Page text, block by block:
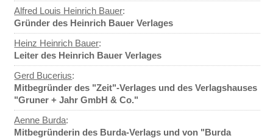
Alfred Louis Heinrich Bauer:
Gründer des Heinrich Bauer Verlages
Heinz Heinrich Bauer:
Leiter des Heinrich Bauer Verlages
Gerd Bucerius:
Mitbegründer des "Zeit"-Verlages und des Verlagshauses
"Gruner + Jahr GmbH & Co."
Aenne Burda:
Mitbegründerin des Burda-Verlags und von "Burda